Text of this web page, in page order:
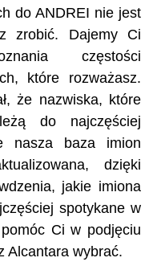
do ANDREI nie jest
zrobić. Dajemy Ci
częstości
które rozważasz.
że nazwiska, które
do najczęściej
nasza baza imion
dzięki
jakie imiona
spotykane w
Ci w podjęciu
Alcantara wybrać.